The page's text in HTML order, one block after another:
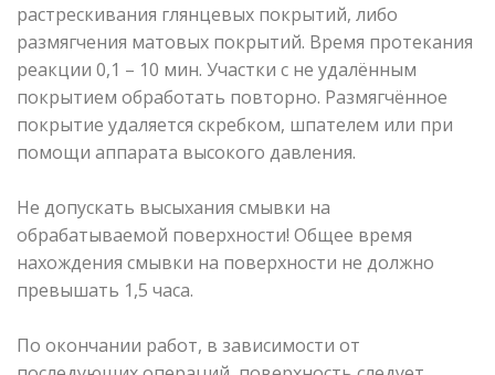
растрескивания глянцевых покрытий, либо
размягчения матовых покрытий. Время протекания
реакции 0,1 – 10 мин. Участки с не удалённым
покрытием обработать повторно. Размягчённое
покрытие удаляется скребком, шпателем или при
помощи аппарата высокого давления.
Не допускать высыхания смывки на
обрабатываемой поверхности! Общее время
нахождения смывки на поверхности не должно
превышать 1,5 часа.
По окончании работ, в зависимости от